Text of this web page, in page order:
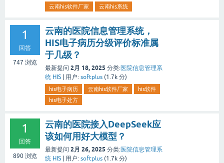
云南his软件厂家 云南his系统
1
回答
747 浏览
云南的医院信息管理系统，
HIS电子病历分级评价标准属
于几级？
最新提问 2月 18, 2025 分类:医院信息管理系
统 HIS
用户: softplus (1.7k 分)
his电子病历 云南his软件厂家
his软件
his电子处方
1
回答
890 浏览
云南的医院接入DeepSeek应
该如何用好大模型？
最新提问 2月 26, 2025 分类:医院信息管理系
统 HIS
用户: softplus (1.7k 分)